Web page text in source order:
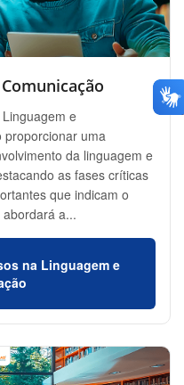
e
proporcionar uma
da linguagem e
as fases críticas
que indicam o
a...
na Linguagem e